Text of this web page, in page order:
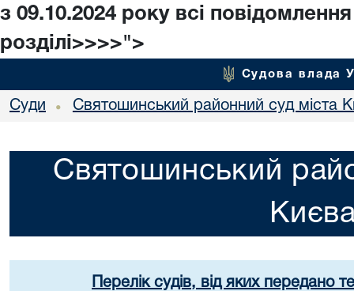
з 09.10.2024 року всі
розділі>>>>">
Судова влада
Суди • Святошинський районний суд міста
Святошинський
Перелік судів, від яких передано